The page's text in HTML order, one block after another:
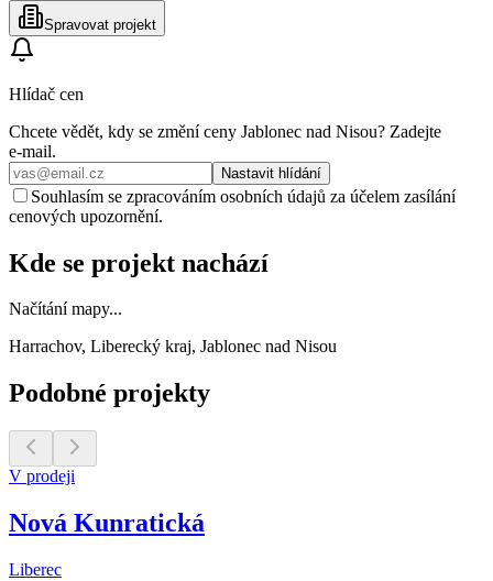
Spravovat projekt
Hlídač cen
Chcete vědět, kdy se změní ceny Jablonec nad Nisou? Zadejte
e‑mail.
Nastavit hlídání
Souhlasím se zpracováním osobních údajů za účelem zasílání
cenových upozornění.
Kde se projekt nachází
Načítání mapy...
Harrachov, Liberecký kraj, Jablonec nad Nisou
Podobné projekty
V prodeji
Nová Kunratická
Liberec